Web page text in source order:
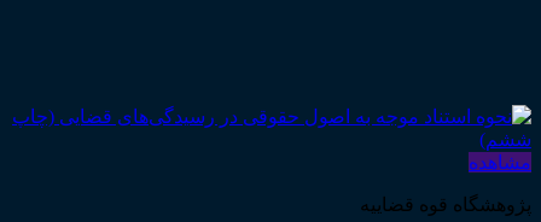
مشاهده
پژوهشگاه قوه قضاییه